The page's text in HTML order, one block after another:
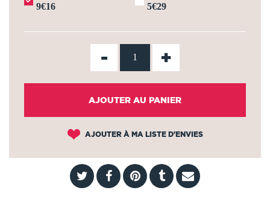
9€16 5€29
- +
AJOUTER AU PANIER
AJOUTER À MA LISTE D'ENVIES